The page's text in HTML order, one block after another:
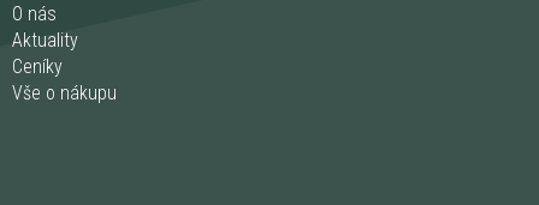
O nás
Aktuality
Ceníky
Vše o nákupu